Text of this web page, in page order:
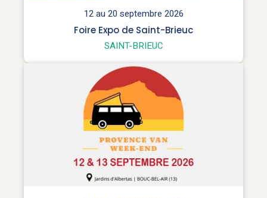
12 au 20 septembre 2026
Foire Expo de Saint-Brieuc
SAINT-BRIEUC